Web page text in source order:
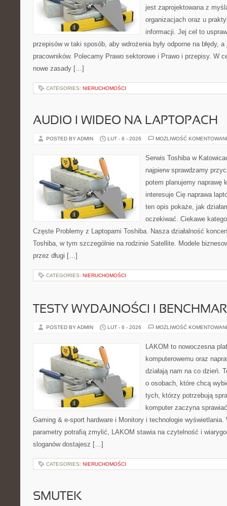
jest zaprojektowana z
organizacjach oraz u
informacji. Jej cel to
przepisów w taki sposób, aby wdrożenia były odporne na błędy,
pracowników. Polecamy Prawo sektorowe i Prawo i przepisy. W
nowe zasady […]
CATEGORIES: NIERUCHOMOŚCI
AUDIO I WIDEO NA LAPTOPACH
POSTED BY ADMIN LUT - 6 - 2026 MOŻLIWOŚĆ
Serwis Toshiba w
najpierw sprawdzamy
potem planujemy naprawę
interesuje Cię naprawa
ten opis pokaże, jak
oczekiwać. Ciekawe
Częste Problemy z Laptopami Toshiba. Nasza działalność
Toshiba, w tym szczególnie na rodzinie Satellite. Modele
przez długi […]
CATEGORIES: NIERUCHOMOŚCI
TESTY WYDAJNOŚCI I
POSTED BY ADMIN LUT - 6 - 2026 MOŻLIWOŚĆ
LAKOM to nowoczesna
komputerowemu oraz
działają nam na co dzień.
o osobach, które chcą
tych, którzy potrzebują
komputer zaczyna
Gaming & e-sport hardware i Monitory i technologie
parametry potrafią zmylić, LAKOM stawia na czytelność i
sloganów dostajesz […]
CATEGORIES: NIERUCHOMOŚCI
SMUTEK